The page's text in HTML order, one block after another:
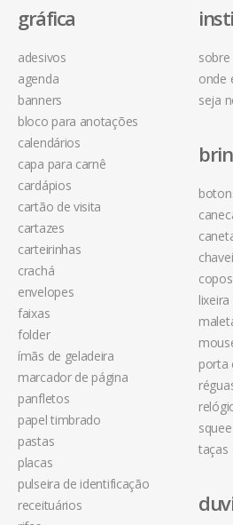
onde
seja
gráfica
adesivos
agenda
banners
bloco para anotações
calendários
capa para carnê
cardápios
cartão de visita
cartazes
carteirinhas
crachá
envelopes
faixas
folder
ímãs de geladeira
marcador de página
panfletos
papel timbrado
pastas
placas
pulseira de identificação
receituários
copos
porta
taças